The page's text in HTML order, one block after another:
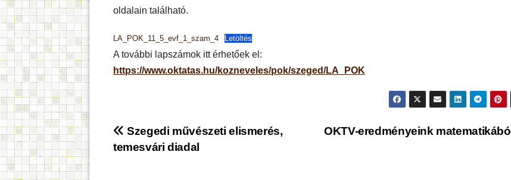
oldalain található.
LA_POK_11_5_evf_1_szam_4 Letöltés
A további lapszámok itt érhetőek el:
https://www.oktatas.hu/kozneveles/pok/szeged/LA_POK
Bejegyzés
OKTV-eredményeink matematikából
Szegedi művészeti elismerés,
temesvári diadal